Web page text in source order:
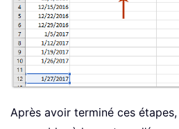
Après avoir terminé ces